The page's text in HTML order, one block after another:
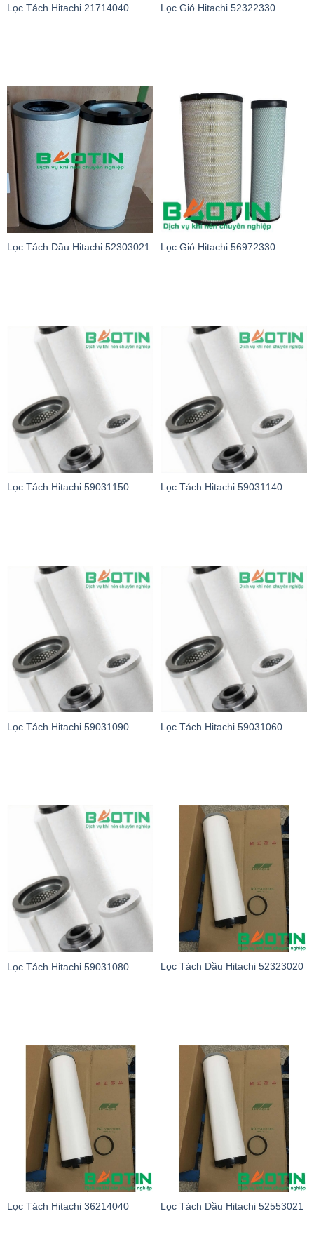
Lọc Tách Hitachi 21714040 Lọc Gió Hitachi 52322330
Lọc Tách Dầu Hitachi 52303021 Lọc Gió Hitachi 56972330
Lọc Tách Hitachi 59031150 Lọc Tách Hitachi 59031140
Lọc Tách Hitachi 59031090 Lọc Tách Hitachi 59031060
Lọc Tách Hitachi 59031080 Lọc Tách Dầu Hitachi 52323020
Lọc Tách Hitachi 36214040 Lọc Tách Dầu Hitachi 52553021